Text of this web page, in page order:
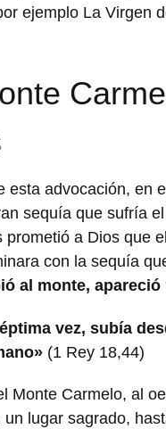
ejemplo La Virgen
esta advocación, en
sequía que sufría
prometió a Dios que
con la sequía
al monte, apareció
vez, subía
(1 Rey 18,44)
Monte Carmelo, al
lugar sagrado,